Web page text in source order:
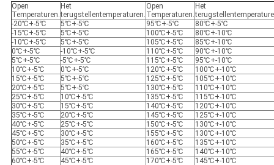
Open
Temperaturen.
Het
terugstellentemperaturen.
Open
Temperaturen.
Het
-20℃+-5℃
5℃+-5℃ 95℃+-5℃
80℃+-5℃
-15℃+-5℃
5℃+-5℃ 100℃+-5℃
80℃+-10℃
-10℃+-5℃
5℃+-5℃ 105℃+-5℃
85℃+-10℃
0℃+-5℃
-10℃+-5℃ 110℃+-5℃
90℃+-10℃
5℃+-5℃
-5℃+-5℃ 115℃+-5℃
95℃+-10℃
10℃+-5℃
0℃+-5℃ 120℃+-5℃
100℃+-10℃
15℃+-5℃
5℃+-5℃ 125℃+-5℃
105℃+-10℃
20℃+-5℃
5℃+-5℃ 130℃+-5℃
110℃+-10℃
25℃+-5℃
10℃+-5℃ 135℃+-5℃
115℃+-10℃
30℃+-5℃
15℃+-5℃ 140℃+-5℃
120℃+-10℃
35℃+-5℃
20℃+-5℃ 145℃+-5℃
125℃+-10℃
40℃+-5℃
25℃+-5℃ 150℃+-5℃
130℃+-10℃
45℃+-5℃
30℃+-5℃ 155℃+-5℃
130℃+-10℃
50℃+-5℃
35℃+-5℃ 160℃+-5℃
135℃+-10℃
55℃+-5℃
40℃+-5℃ 165℃+-5℃
140℃+-10℃
60℃+-5℃
45℃+-5℃ 170℃+-5℃
145℃+-10℃